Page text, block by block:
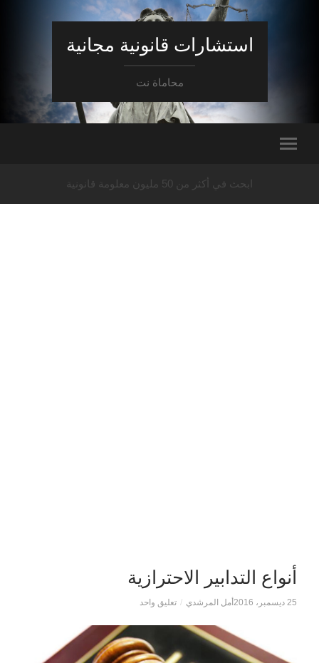
استشارات قانونية مجانية
محاماة نت
ابحث في أكثر من 50 مليون معلومة قانونية
أنواع التدابير الاحترازية
25 ديسمبر، 2016 أمل المرشدي / تعليق واحد